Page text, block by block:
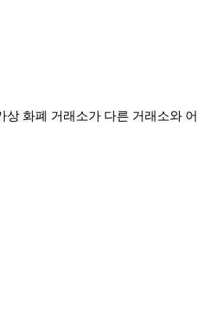
화폐 거래소가 다른 거래소와 어